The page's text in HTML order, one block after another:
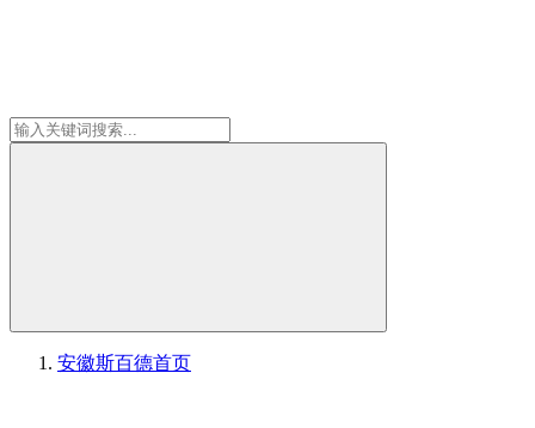
安徽斯百德首页